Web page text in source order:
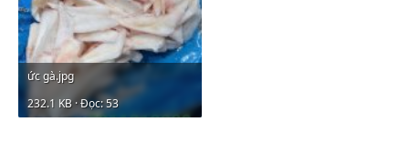
ức gà.jpg
232.1 KB · Đọc: 53